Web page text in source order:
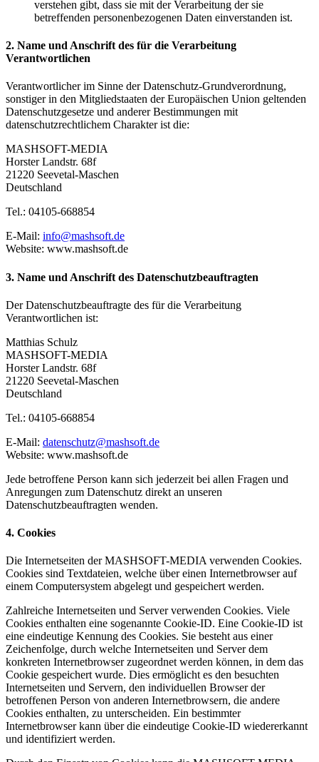
verstehen gibt, dass sie mit der Verarbeitung der sie
betreffenden personenbezogenen Daten einverstanden ist.
2. Name und Anschrift des für die Verarbeitung
Verantwortlichen
Verantwortlicher im Sinne der Datenschutz-Grundverordnung,
sonstiger in den Mitgliedstaaten der Europäischen Union geltenden
Datenschutzgesetze und anderer Bestimmungen mit
datenschutzrechtlichem Charakter ist die:
MASHSOFT-MEDIA
Horster Landstr. 68f
21220 Seevetal-Maschen
Deutschland
Tel.: 04105-668854
E-Mail: info@mashsoft.de
Website: www.mashsoft.de
3. Name und Anschrift des Datenschutzbeauftragten
Der Datenschutzbeauftragte des für die Verarbeitung
Verantwortlichen ist:
Matthias Schulz
MASHSOFT-MEDIA
Horster Landstr. 68f
21220 Seevetal-Maschen
Deutschland
Tel.: 04105-668854
E-Mail: datenschutz@mashsoft.de
Website: www.mashsoft.de
Jede betroffene Person kann sich jederzeit bei allen Fragen und
Anregungen zum Datenschutz direkt an unseren
Datenschutzbeauftragten wenden.
4. Cookies
Die Internetseiten der MASHSOFT-MEDIA verwenden Cookies.
Cookies sind Textdateien, welche über einen Internetbrowser auf
einem Computersystem abgelegt und gespeichert werden.
Zahlreiche Internetseiten und Server verwenden Cookies. Viele
Cookies enthalten eine sogenannte Cookie-ID. Eine Cookie-ID ist
eine eindeutige Kennung des Cookies. Sie besteht aus einer
Zeichenfolge, durch welche Internetseiten und Server dem
konkreten Internetbrowser zugeordnet werden können, in dem das
Cookie gespeichert wurde. Dies ermöglicht es den besuchten
Internetseiten und Servern, den individuellen Browser der
betroffenen Person von anderen Internetbrowsern, die andere
Cookies enthalten, zu unterscheiden. Ein bestimmter
Internetbrowser kann über die eindeutige Cookie-ID wiedererkannt
und identifiziert werden.